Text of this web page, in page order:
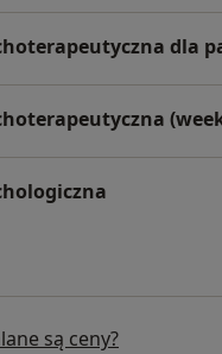
dla
są ceny?